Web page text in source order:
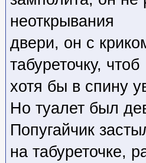
неоткрывания
двери, он с
табуреточку, чтоб
хотя бы в спину
Но туалет был
Попугайчик
на табуреточке,